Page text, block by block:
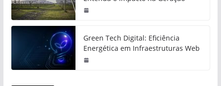
Green Tech Digital: Eficiência
Energética em Infraestruturas Web